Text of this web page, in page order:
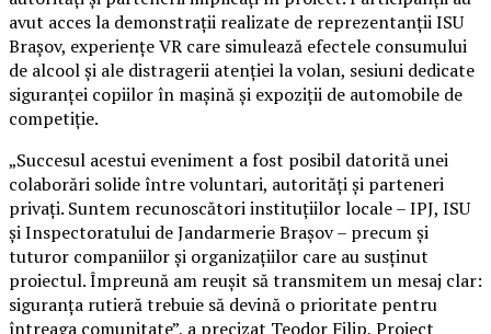
avut acces la demonstrații realizate de reprezentanții ISU
Brașov, experiențe VR care simulează efectele consumului
de alcool și ale distragerii atenției la volan, sesiuni dedicate
siguranței copiilor în mașină și expoziții de automobile de
competiție.
„Succesul acestui eveniment a fost posibil datorită unei
colaborări solide între voluntari, autorități și parteneri
privați. Suntem recunoscători instituțiilor locale – IPJ, ISU
și Inspectoratului de Jandarmerie Brașov – precum și
tuturor companiilor și organizațiilor care au susținut
proiectul. Împreună am reușit să transmitem un mesaj clar:
siguranța rutieră trebuie să devină o prioritate pentru
întreaga comunitate”, a precizat Teodor Filip, Project